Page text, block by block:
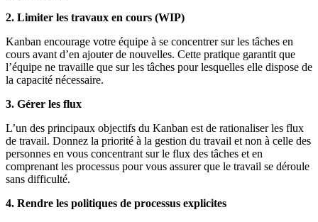
2. Limiter les travaux en cours (WIP)
Kanban encourage votre équipe à se concentrer sur les tâches en
cours avant d’en ajouter de nouvelles. Cette pratique garantit que
l’équipe ne travaille que sur les tâches pour lesquelles elle dispose de
la capacité nécessaire.
3. Gérer les flux
L’un des principaux objectifs du Kanban est de rationaliser les flux
de travail. Donnez la priorité à la gestion du travail et non à celle des
personnes en vous concentrant sur le flux des tâches et en
comprenant les processus pour vous assurer que le travail se déroule
sans difficulté.
4. Rendre les politiques de processus explicites